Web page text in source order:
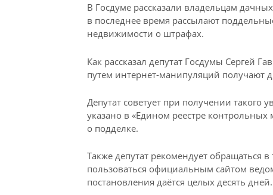
В Госдуме рассказали владельцам
в последнее время рассылают
недвижимости о штрафах.
Как рассказал депутат Госдумы Сергей
путем интернет-манипуляций получают
Депутат советует при получении
указано в «Едином реестре
о подделке.
Также депутат рекомендует обращаться
пользоваться официальным сайтом
постановления даётся целых десять дней.